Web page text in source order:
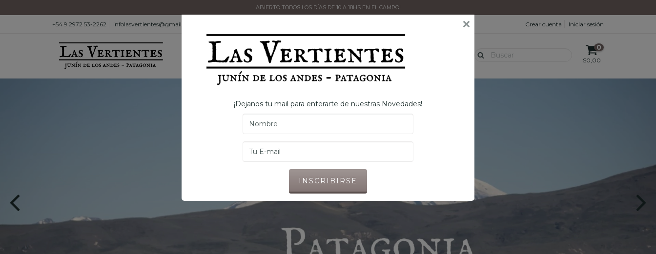
ABIERTO TODOS LOS DÍAS DE 10 A 18HS EN EL CAMPO!
+54 9 2972 53-2262 infolasvertientes@gmail.com Crear cuenta Iniciar sesión
PRODUCTOS ESTABLECIMIENTO NOSOTROS
0
$0,00
¡Dejanos tu mail para enterarte de nuestras Novedades!